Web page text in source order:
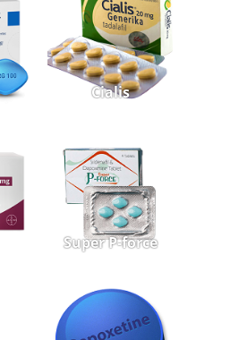
Cialis
Super P-force